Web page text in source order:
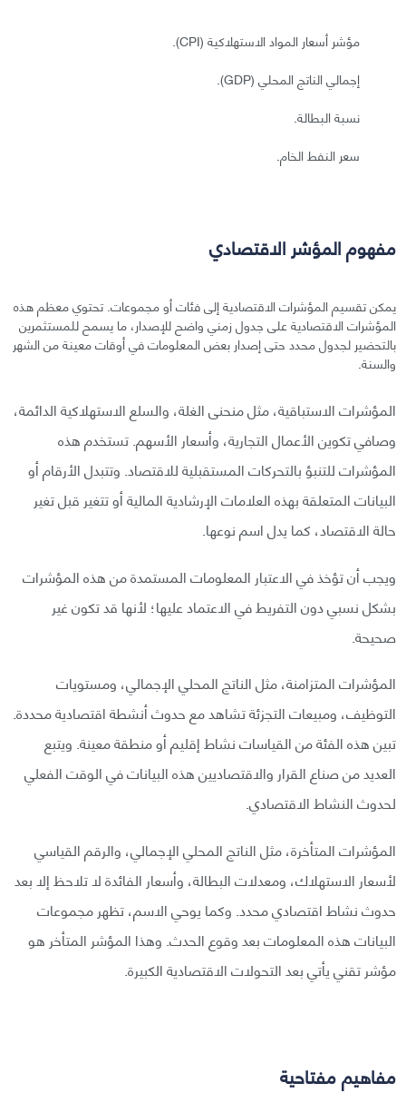
مؤشر أسعار المواد الاستهلاكية (CPI).
إجمالي الناتج المحلي (GDP).
نسبة البطالة.
سعر النفط الخام.
مفهوم المؤشر الاقتصادي
يمكن تقسيم المؤشرات الاقتصادية إلى فئات أو مجموعات. تحتوي معظم هذه
المؤشرات الاقتصادية على جدول زمني واضح للإصدار، ما يسمح للمستثمرين
بالتحضير لجدول محدد حتى إصدار بعض المعلومات في أوقات معينة من الشهر
والسنة.
المؤشرات الاستباقية، مثل منحنى الغلة، والسلع الاستهلاكية الدائمة،
وصافي تكوين الأعمال التجارية، وأسعار الأسهم. تستخدم هذه
المؤشرات للتنبؤ بالتحركات المستقبلية للاقتصاد. وتتبدل الأرقام أو
البيانات المتعلقة بهذه العلامات الإرشادية المالية أو تتغير قبل تغير
حالة الاقتصاد، كما يدل اسم نوعها.
ويجب أن تؤخذ في الاعتبار المعلومات المستمدة من هذه المؤشرات
بشكل نسبي دون التفريط في الاعتماد عليها؛ لأنها قد تكون غير
صحيحة.
المؤشرات المتزامنة، مثل الناتج المحلي الإجمالي، ومستويات
التوظيف، ومبيعات التجزئة تشاهد مع حدوث أنشطة اقتصادية محددة.
تبين هذه الفئة من القياسات نشاط إقليم أو منطقة معينة. ويتبع
العديد من صناع القرار والاقتصاديين هذه البيانات في الوقت الفعلي
لحدوث النشاط الاقتصادي.
المؤشرات المتأخرة، مثل الناتج المحلي الإجمالي، والرقم القياسي
لأسعار الاستهلاك، ومعدلات البطالة، وأسعار الفائدة لا تلاحظ إلا بعد
حدوث نشاط اقتصادي محدد. وكما يوحي الاسم، تظهر مجموعات
البيانات هذه المعلومات بعد وقوع الحدث. وهذا المؤشر المتأخر هو
مؤشر تقني يأتي بعد التحولات الاقتصادية الكبيرة.
مفاهيم مفتاحية